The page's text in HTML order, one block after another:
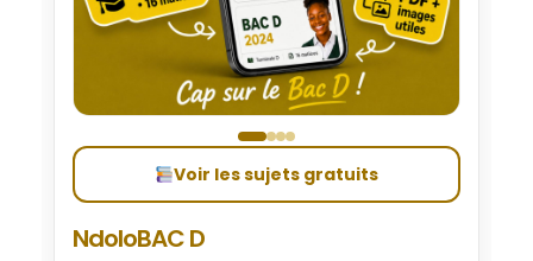
Voir les sujets gratuits
NdoloBAC D